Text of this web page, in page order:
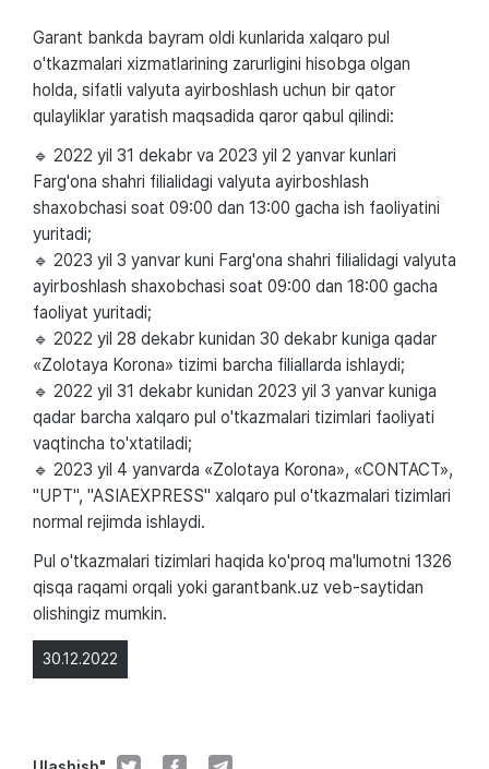
30.12.2022
Garant bankda bayram oldi kunlarida xalqaro pul
o'tkazmalari xizmatlarining zarurligini hisobga olgan
holda, sifatli valyuta ayirboshlash uchun bir qator
qulayliklar yaratish maqsadida qaror qabul qilindi:
🔹 2022 yil 31 dekabr va 2023 yil 2 yanvar kunlari
Farg'ona shahri filialidagi valyuta ayirboshlash
shaxobchasi soat 09:00 dan 13:00 gacha ish faoliyatini
yuritadi;
🔹 2023 yil 3 yanvar kuni Farg'ona shahri filialidagi valyuta
ayirboshlash shaxobchasi soat 09:00 dan 18:00 gacha
faoliyat yuritadi;
🔹 2022 yil 28 dekabr kunidan 30 dekabr kuniga qadar
«Zolotaya Korona» tizimi barcha filiallarda ishlaydi;
🔹 2022 yil 31 dekabr kunidan 2023 yil 3 yanvar kuniga
qadar barcha xalqaro pul o'tkazmalari tizimlari faoliyati
vaqtincha to'xtatiladi;
🔹 2023 yil 4 yanvarda «Zolotaya Korona», «CONTACT»,
"UPT", "ASIAEXPRESS" xalqaro pul o'tkazmalari tizimlari
normal rejimda ishlaydi.
Pul o'tkazmalari tizimlari haqida ko'proq ma'lumotni 1326
qisqa raqami orqali yoki garantbank.uz veb-saytidan
olishingiz mumkin.